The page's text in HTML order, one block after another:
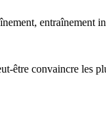
entraînement
être convaincre les